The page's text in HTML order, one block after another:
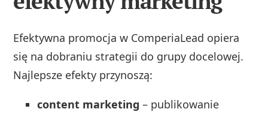
Efektywna promocja w ComperiaLead opiera
się na dobraniu strategii do grupy docelowej.
Najlepsze efekty przynoszą:
content marketing – publikowanie